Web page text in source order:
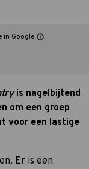
in Google.
is nagelbijtend
om een groep
voor een lastige
Er is een